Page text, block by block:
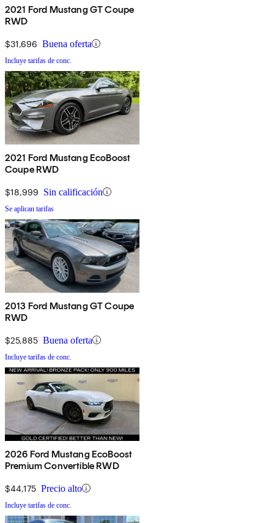
2021 Ford Mustang GT Coupe
RWD
$31,696 Buena oferta
Incluye tarifas de conc.
2021 Ford Mustang EcoBoost
Coupe RWD
$18,999 Sin calificación
Se aplican tarifas
2013 Ford Mustang GT Coupe
RWD
$25,885 Buena oferta
Incluye tarifas de conc.
2026 Ford Mustang EcoBoost
Premium Convertible RWD
$44,175 Precio alto
Incluye tarifas de conc.